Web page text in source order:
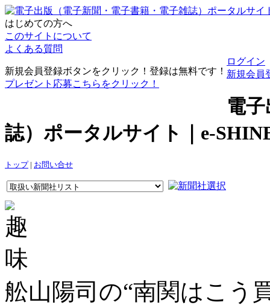
はじめての方へ
このサイトについて
よくある質問
新規会員登録ボタンをクリック！登録は無料です！
プレゼント応募こちらをクリック！
ログイン
新規会員
電
誌）ポータルサイト｜e-
トップ| お問い合せ
舩山陽司の“南関はこう